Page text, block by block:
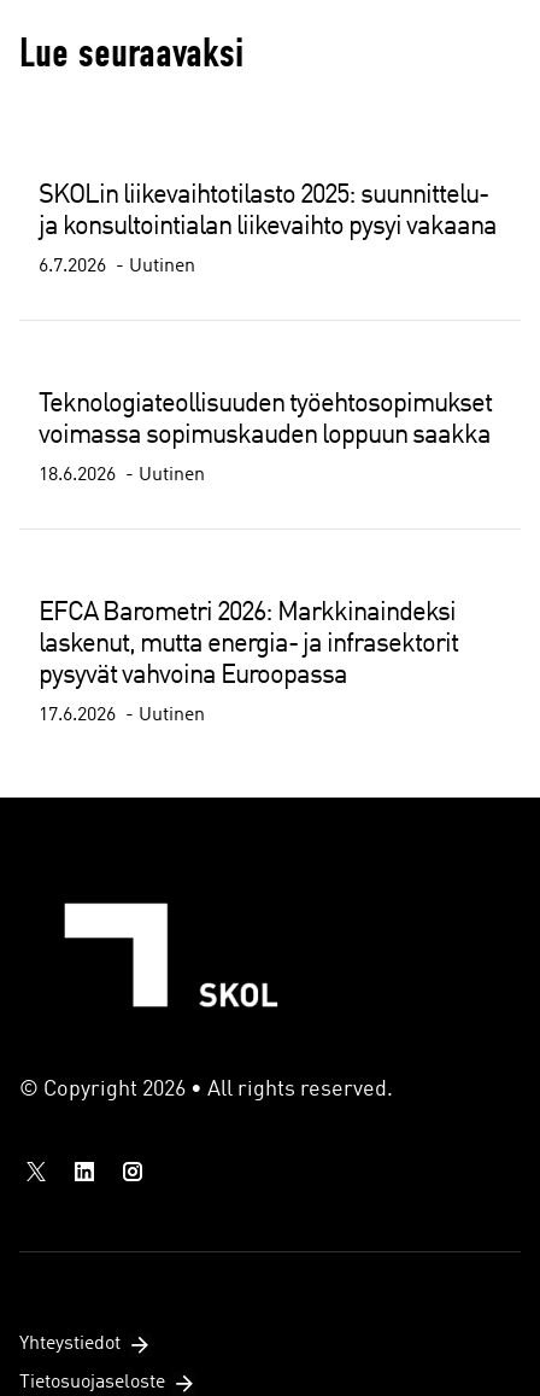
Lue seuraavaksi
SKOLin liikevaihtotilasto 2025: suunnittelu-
ja konsultointialan liikevaihto pysyi vakaana
6.7.2026 Uutinen
Teknologiateollisuuden työehtosopimukset
voimassa sopimuskauden loppuun saakka
18.6.2026 Uutinen
EFCA Barometri 2026: Markkinaindeksi
laskenut, mutta energia- ja infrasektorit
pysyvät vahvoina Euroopassa
17.6.2026 Uutinen
© Copyright 2026 • All rights reserved.
Yhteystiedot
Tietosuojaseloste